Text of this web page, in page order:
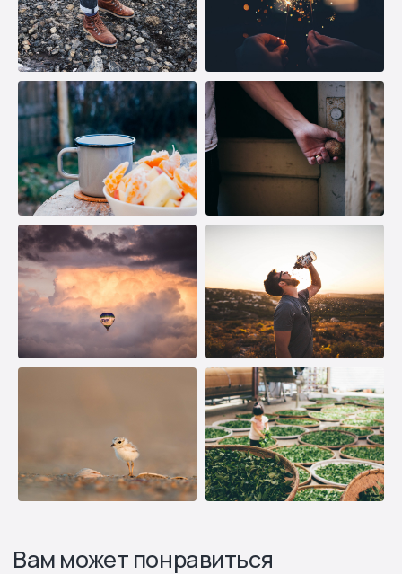
Узнайте, какое оборудование
подойдет под ваш объект и
поставленную задачу